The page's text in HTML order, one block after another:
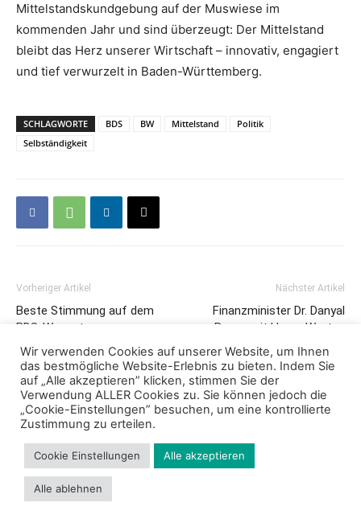
Mittelstandskundgebung auf der Muswiese im
kommenden Jahr und sind überzeugt: Der Mittelstand
bleibt das Herz unserer Wirtschaft – innovativ, engagiert
und tief verwurzelt in Baden-Württemberg.
SCHLAGWORTE BDS BW Mittelstand
Politik
Selbständigkeit
Vorheriger Artikel
Beste Stimmung auf dem
BDS-Wasentag
Nächster Artikel
Finanzminister Dr. Danyal
Bayaz mit klaren Worten
Impressum
© 2024 - Bund der Selbständigen Baden-Württemberg e.V.
Wir verwenden Cookies auf unserer Website, um Ihnen
das bestmögliche Website-Erlebnis zu bieten. Indem Sie
auf „Alle akzeptieren” klicken, stimmen Sie der
Verwendung ALLER Cookies zu. Sie können jedoch die
„Cookie-Einstellungen” besuchen, um eine kontrollierte
Zustimmung zu erteilen.
Cookie Einstellungen Alle akzeptieren
Alle ablehnen